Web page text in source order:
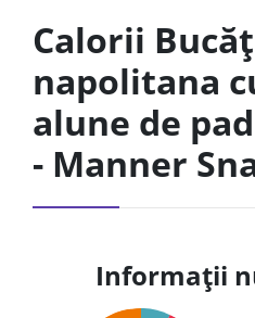
Calorii
napolitana
alune de
- Manner
Informații